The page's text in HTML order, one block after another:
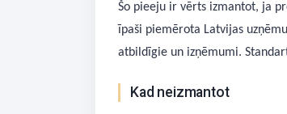
Šo pieeju ir vērts izmantot, ja
īpaši piemērota Latvijas
atbildīgie un izņēmumi.
Kad neizmantot